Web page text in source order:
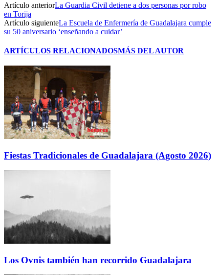
Artículo anteriorLa Guardia Civil detiene a dos personas por robo
en Torija
Artículo siguienteLa Escuela de Enfermería de Guadalajara cumple
su 50 aniversario ‘enseñando a cuidar’
ARTÍCULOS RELACIONADOSMÁS DEL AUTOR
Fiestas Tradicionales de Guadalajara (Agosto 2026)
Los Ovnis también han recorrido Guadalajara